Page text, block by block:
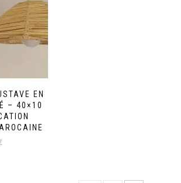
EN
– 40×10